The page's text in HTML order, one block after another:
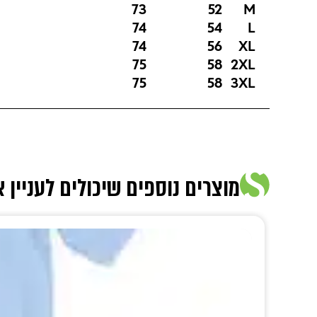
M
52
73
L
54
74
XL
56
74
2XL
58
75
3XL
58
75
מוצרים נוספים שיכולים